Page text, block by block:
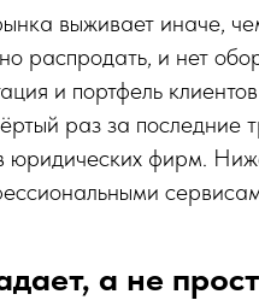
выживает иначе,
распродать, и нет
и портфель
раз за последние
юридических фирм.
а не